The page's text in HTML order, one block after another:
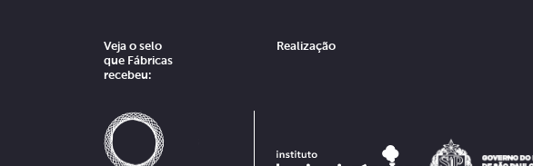
Veja o selo
que Fábricas
recebeu:
Realização